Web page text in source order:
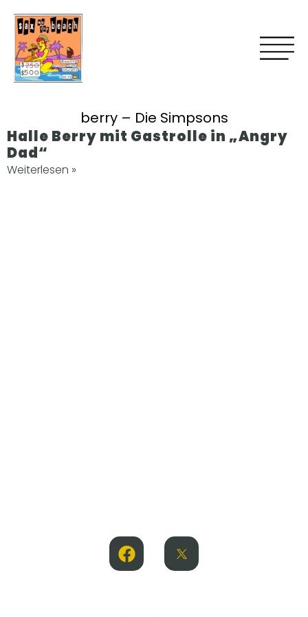
berry – Die Simpsons
Halle Berry mit Gastrolle in „Angry
Dad“
Weiterlesen »